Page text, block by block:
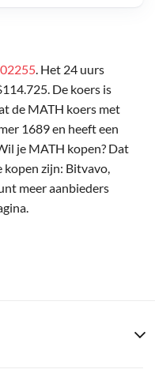
. Het 24 uurs
De koers is
de MATH koers met
1689 en heeft een
je MATH kopen? Dat
kopen zijn: Bitvavo,
meer aanbieders